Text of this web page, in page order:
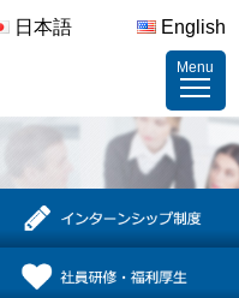
日本語 English
Menu